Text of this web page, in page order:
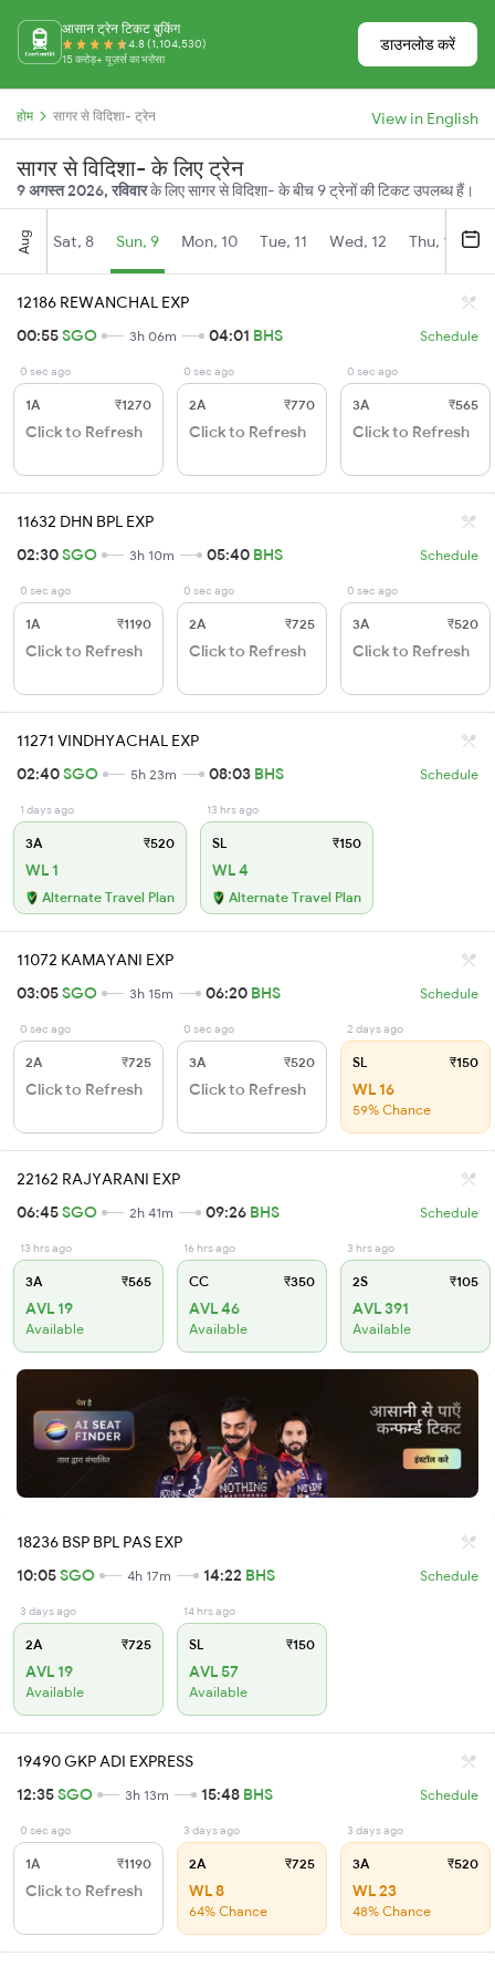
आसान ट्रेन टिकट बुकिंग
4.8 (1,104,530)
15 करोड़+ यूज़र्स का भरोसा
डाउनलोड करें
होम सागर से विदिशा- ट्रेन View in English
सागर से विदिशा- के लिए ट्रेन
9 अगस्त 2026, रविवारके लिए सागर से विदिशा- के बीच 9 ट्रेनों की टिकट उपलब्ध हैं।
Aug Sat, 8 Sun, 9 Mon, 10 Tue, 11 Wed, 12 Thu, 13
12186 REWANCHAL EXP
00:55SGO 3h 06m 04:01 BHS Schedule
0 sec ago
1A ₹1270
Click to Refresh
0 sec ago
2A ₹770
Click to Refresh
0 sec ago
3A ₹565
Click to Refresh
11632 DHN BPL EXP
02:30SGO 3h 10m 05:40 BHS Schedule
0 sec ago
1A ₹1190
Click to Refresh
0 sec ago
2A ₹725
Click to Refresh
0 sec ago
3A ₹520
Click to Refresh
11271 VINDHYACHAL EXP
02:40SGO 5h 23m 08:03 BHS Schedule
1 days ago
3A ₹520
WL 1
Alternate Travel Plan
13 hrs ago
SL ₹150
WL 4
Alternate Travel Plan
11072 KAMAYANI EXP
03:05SGO 3h 15m 06:20 BHS Schedule
0 sec ago
2A ₹725
Click to Refresh
0 sec ago
3A ₹520
Click to Refresh
2 days ago
SL ₹150
WL 16
59% Chance
22162 RAJYARANI EXP
06:45SGO 2h 41m 09:26 BHS Schedule
13 hrs ago
3A ₹565
AVL 19
Available
16 hrs ago
CC ₹350
AVL 46
Available
3 hrs ago
2S ₹105
AVL 391
Available
18236 BSP BPL PAS EXP
10:05SGO 4h 17m 14:22 BHS Schedule
3 days ago
2A ₹725
AVL 19
Available
14 hrs ago
SL ₹150
AVL 57
Available
19490 GKP ADI EXPRESS
12:35SGO 3h 13m 15:48 BHS Schedule
0 sec ago
1A ₹1190
Click to Refresh
3 days ago
2A ₹725
WL 8
64% Chance
3 days ago
3A ₹520
WL 23
48% Chance